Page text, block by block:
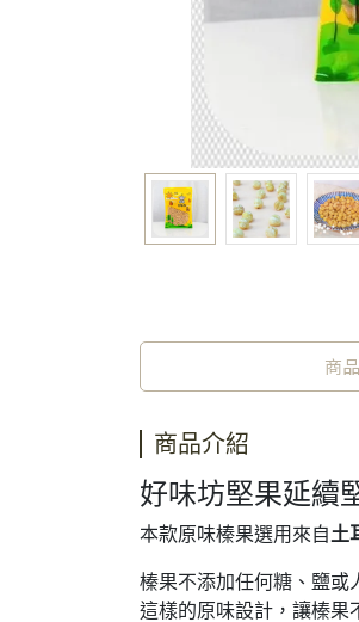
商
商品介紹
好味坊堅果延續
本款原味榛果選用來自土
榛果不添加任何糖、鹽或
這樣的原味設計，讓榛果